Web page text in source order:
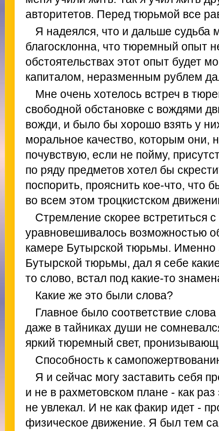
авторитетов. Перед тюрьмой все
Я надеялся, что и дальше судьба
благосклонна, что тюремный опыт
обстоятельствах этот опыт будет
капиталом, неразменным рублем
Мне очень хотелось встреч в
свободной обстановке с вождями
вожди, и было бы хорошо взять у
моральное качество, которым они,
почувствую, если не пойму,
по ряду предметов хотел бы
поспорить, прояснить кое-что, что
во всем этом троцкистском
Стремление скорее встретиться
уравновешивалось возможностью
камере Бутырской тюрьмы. Именно
Бутырской тюрьмы, дал я себе
то слово, встал под какие-то
Какие же это были слова?
Главное было соответствие
даже в тайниках души не
яркий тюремный свет,
Способность к
Я и сейчас могу заставить себя
и не в рахметовском плане - как раз
не увлекал. И не как факир идет -
физическое движение. Я был тем